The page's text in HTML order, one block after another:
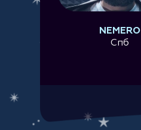
NEMERO
Спб